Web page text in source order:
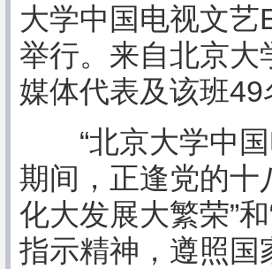
大学中国电视文艺
举行。来自北京
媒体代表及该班
“北京大学中国
期间，正逢党的十
化大发展大繁荣”
指示精神，遵照国